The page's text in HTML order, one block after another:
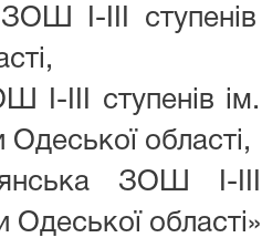
І-ІІІ
І-ІІІ ступенів
Одеської області,
ЗОШ І-ІІІ
Одеської